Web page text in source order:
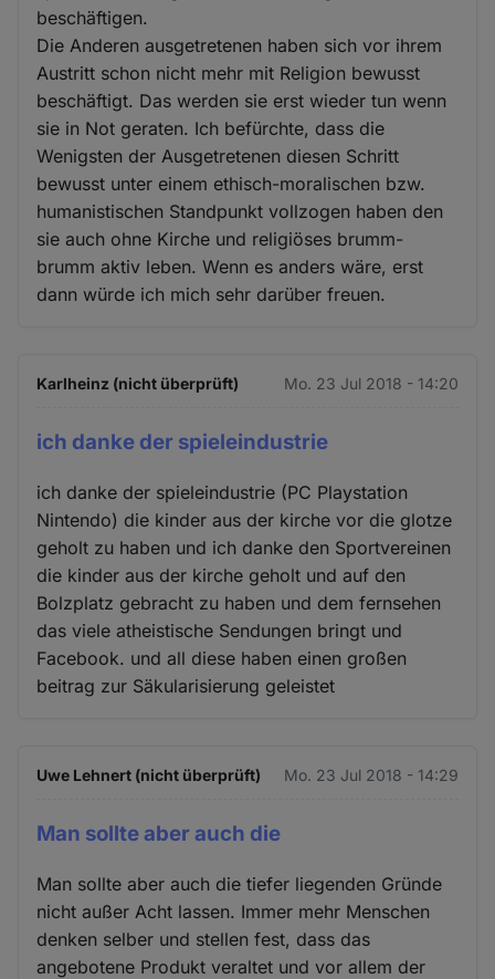
beschäftigen.
Die Anderen ausgetretenen haben sich vor ihrem
Austritt schon nicht mehr mit Religion bewusst
beschäftigt. Das werden sie erst wieder tun wenn
sie in Not geraten. Ich befürchte, dass die
Wenigsten der Ausgetretenen diesen Schritt
bewusst unter einem ethisch-moralischen bzw.
humanistischen Standpunkt vollzogen haben den
sie auch ohne Kirche und religiöses brumm-
brumm aktiv leben. Wenn es anders wäre, erst
dann würde ich mich sehr darüber freuen.
Karlheinz (nicht überprüft) Mo. 23 Jul 2018 - 14:20
ich danke der spieleindustrie
ich danke der spieleindustrie (PC Playstation
Nintendo) die kinder aus der kirche vor die glotze
geholt zu haben und ich danke den Sportvereinen
die kinder aus der kirche geholt und auf den
Bolzplatz gebracht zu haben und dem fernsehen
das viele atheistische Sendungen bringt und
Facebook. und all diese haben einen großen
beitrag zur Säkularisierung geleistet
Uwe Lehnert (nicht überprüft) Mo. 23 Jul 2018 - 14:29
Man sollte aber auch die
Man sollte aber auch die tiefer liegenden Gründe
nicht außer Acht lassen. Immer mehr Menschen
denken selber und stellen fest, dass das
angebotene Produkt veraltet und vor allem der